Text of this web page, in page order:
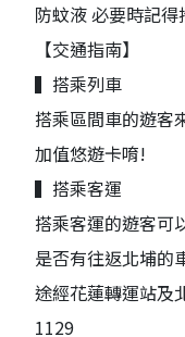
防蚊液 必要時記得
【交通指南】
▍搭乘列車
搭乘區間車的遊客
加值悠遊卡唷!
▍搭乘客運
搭乘客運的遊客可
是否有往返北埔的
途經花蓮轉運站及
1129